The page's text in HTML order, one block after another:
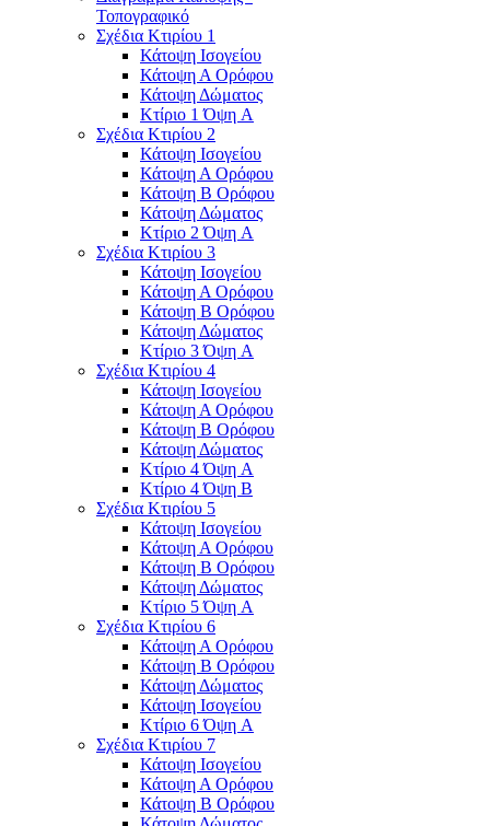
Τοπογραφικό
Σχέδια Κτιρίου 1
Κάτοψη Ισογείου
Κάτοψη Α Ορόφου
Κάτοψη Δώματος
Κτίριο 1 Όψη A
Σχέδια Κτιρίου 2
Κάτοψη Ισογείου
Κάτοψη Α Ορόφου
Κάτοψη Β Ορόφου
Κάτοψη Δώματος
Κτίριο 2 Όψη A
Σχέδια Κτιρίου 3
Κάτοψη Ισογείου
Κάτοψη Α Ορόφου
Κάτοψη Β Ορόφου
Κάτοψη Δώματος
Κτίριο 3 Όψη A
Σχέδια Κτιρίου 4
Κάτοψη Ισογείου
Κάτοψη Α Ορόφου
Κάτοψη Β Ορόφου
Κάτοψη Δώματος
Κτίριο 4 Όψη A
Κτίριο 4 Όψη Β
Σχέδια Κτιρίου 5
Κάτοψη Ισογείου
Κάτοψη Α Ορόφου
Κάτοψη Β Ορόφου
Κάτοψη Δώματος
Κτίριο 5 Όψη A
Σχέδια Κτιρίου 6
Κάτοψη Α Ορόφου
Κάτοψη Β Ορόφου
Κάτοψη Δώματος
Κάτοψη Ισογείου
Κτίριο 6 Όψη A
Σχέδια Κτιρίου 7
Κάτοψη Ισογείου
Κάτοψη Α Ορόφου
Κάτοψη Β Ορόφου